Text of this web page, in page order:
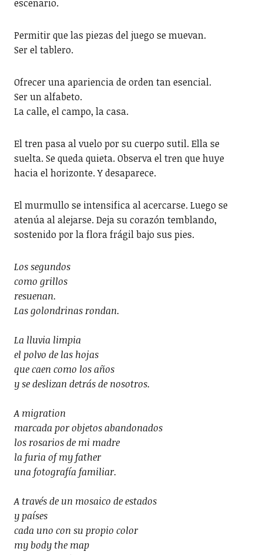
escenario.
Permitir que las piezas del juego se muevan.
Ser el tablero.
Ofrecer una apariencia de orden tan esencial.
Ser un alfabeto.
La calle, el campo, la casa.
El tren pasa al vuelo por su cuerpo sutil. Ella se
suelta. Se queda quieta. Observa el tren que huye
hacia el horizonte. Y desaparece.
El murmullo se intensifica al acercarse. Luego se
atenúa al alejarse. Deja su corazón temblando,
sostenido por la flora frágil bajo sus pies.
Los segundos
como grillos
resuenan.
Las golondrinas rondan.
La lluvia limpia
el polvo de las hojas
que caen como los años
y se deslizan detrás de nosotros.
A migration
marcada por objetos abandonados
los rosarios de mi madre
la furia of my father
una fotografía familiar.
A través de un mosaico de estados
y países
cada uno con su propio color
my body the map